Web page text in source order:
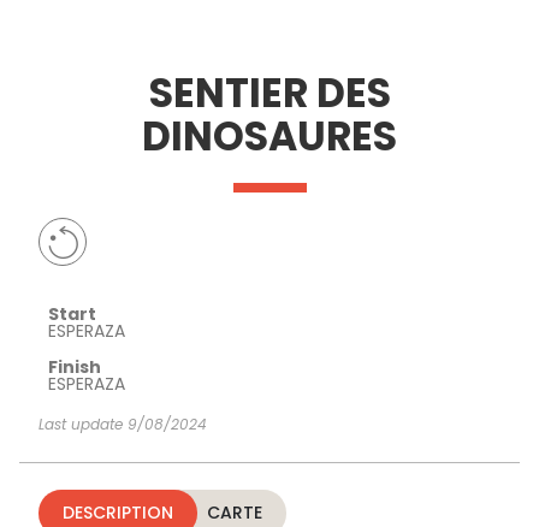
AND
DO
INSPIRATIONS
SENTIER DES
DINOSAURES
Start
ESPERAZA
Finish
ESPERAZA
Last update 9/08/2024
DESCRIPTION CARTE